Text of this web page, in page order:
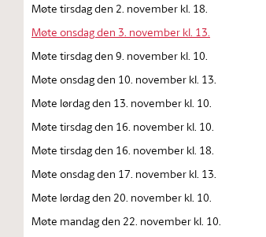
Møte tirsdag den 2. november kl. 18.
Møte onsdag den 3. november kl. 13.
Møte tirsdag den 9. november kl. 10.
Møte onsdag den 10. november kl. 13.
Møte lørdag den 13. november kl. 10.
Møte tirsdag den 16. november kl. 10.
Møte tirsdag den 16. november kl. 18.
Møte onsdag den 17. november kl. 13.
Møte lørdag den 20. november kl. 10.
Møte mandag den 22. november kl. 10.